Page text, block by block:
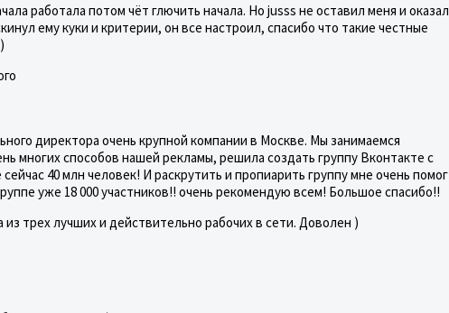
работала потом чёт глючить начала. Но jusss не оставил меня и оказал
ему куки и критерии, он все настроил, спасибо что такие честные
директора очень крупной компании в Москве. Мы занимаемся
многих способов нашей рекламы, решила создать группу Вконтакте с
40 млн человек! И раскрутить и пропиарить группу мне очень помог
уже 18 000 участников!! очень рекомендую всем! Большое спасибо!!
трех лучших и действительно рабочих в сети. Доволен )